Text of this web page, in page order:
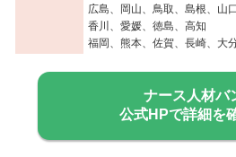
広島、岡山、鳥取、島根、山口
香川、愛媛、徳島、高知
福岡、熊本、佐賀、長崎、大
ナース人材バ
公式HPで詳細を